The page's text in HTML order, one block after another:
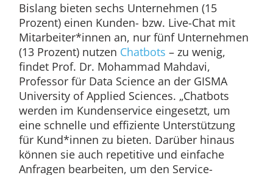
Bislang bieten sechs Unternehmen (15
Prozent) einen Kunden- bzw. Live-Chat mit
Mitarbeiter*innen an, nur fünf Unternehmen
(13 Prozent) nutzen Chatbots – zu wenig,
findet Prof. Dr. Mohammad Mahdavi,
Professor für Data Science an der GISMA
University of Applied Sciences. „Chatbots
werden im Kundenservice eingesetzt, um
eine schnelle und effiziente Unterstützung
für Kund*innen zu bieten. Darüber hinaus
können sie auch repetitive und einfache
Anfragen bearbeiten, um den Service-